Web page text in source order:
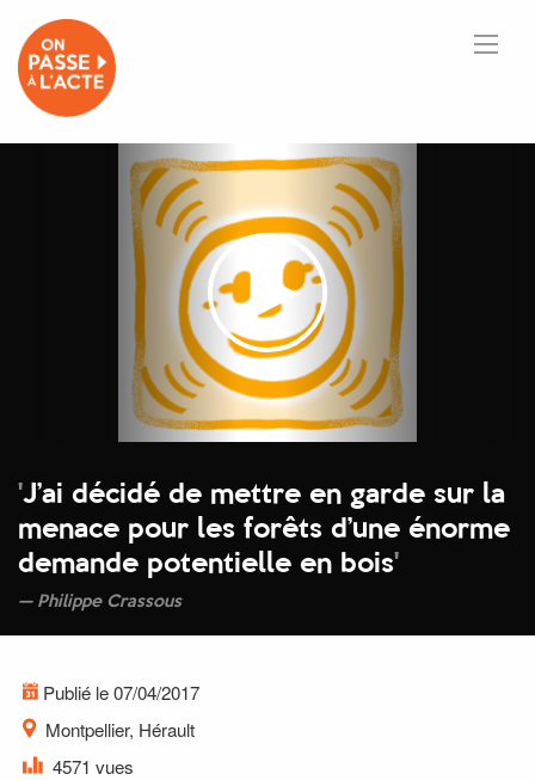
'J’ai décidé de mettre en garde sur la
menace pour les forêts d’une énorme
demande potentielle en bois'
Philippe Crassous
Publié le 07/04/2017
Montpellier, Hérault
4571 vues